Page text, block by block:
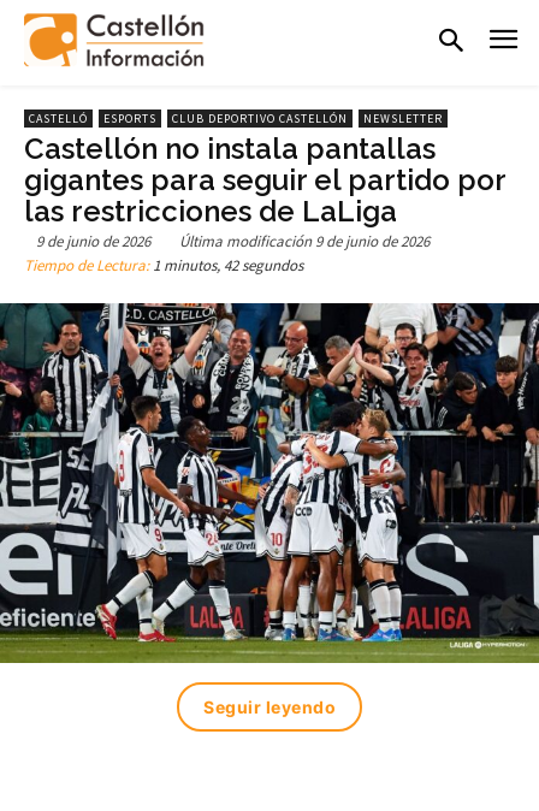
CASTELLÓ ESPORTS CLUB DEPORTIVO CASTELLÓN NEWSLETTER
Castellón no instala pantallas
gigantes para seguir el partido por
las restricciones de LaLiga
9 de junio de 2026 Última modificación 9 de junio de 2026
Tiempo de Lectura:1 minutos, 42 segundos
Seguir leyendo